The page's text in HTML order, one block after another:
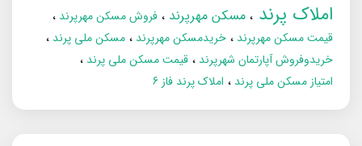
املاک پرند مسکن مهرپرند
فروش مسکن مهرپرند
قیمت مسکن مهرپرند
خریدمسکن مهرپرند
مسکن ملی پرند
خریدوفروش آپارتمان شهرپرند
قیمت مسکن ملی پرند
امتیاز مسکن ملی پرند
املاک پرند فاز 6